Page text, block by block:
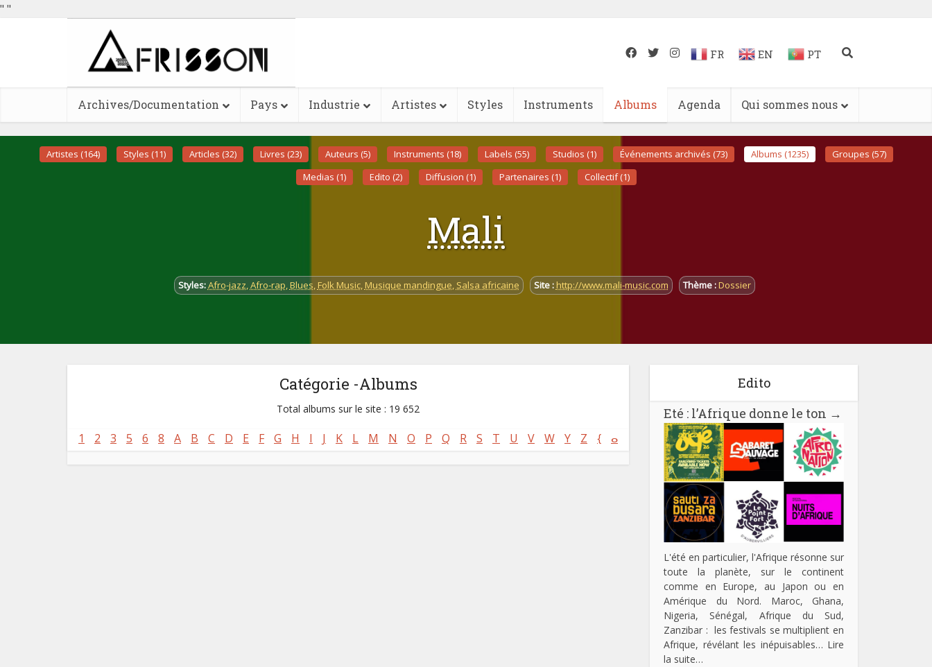
" "
FR EN PT
Archives/Documentation Pays Industrie Artistes Styles Instruments Albums Agenda Qui sommes nous
Artistes (164) Styles (11) Articles (32) Livres (23) Auteurs (5) Instruments (18) Labels (55) Studios (1) Événements archivés (73) Albums (1235)
Groupes (57)
Medias (1)
Edito (2) Diffusion (1) Partenaires (1) Collectif (1)
Mali
Styles:Afro-jazz,Afro-rap,Blues, Folk Music, Musique mandingue, Salsa africaine Site : http://www.mali-music.com Thème :Dossier
Catégorie -Albums
Total albums sur le site : 19 652
1 2 3 5 6 8 A B C D E F G H I J K L M N O P Q R S T U V W Y Z { ⴰ
Edito
Eté : l’Afrique donne le ton →
L'été en particulier, l'Afrique résonne sur
toute la planète, sur le continent
comme en Europe, au Japon ou en
Amérique du Nord. Maroc, Ghana,
Nigeria, Sénégal, Afrique du Sud,
Zanzibar : les festivals se multiplient en
Afrique, révélant les inépuisables… Lire
la suite…